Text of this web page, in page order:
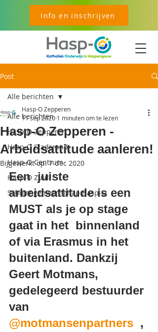
Info en inschrijven
Post
Alle berichten
Hasp-O Zepperen
Hasp-O Stadsrand
Hasp-O Centrum
Hasp-O Zuid
Scholengemeenschap Hasp-O
Alle berichten
Hasp-O Zepperen -
Arbeidsattitude aanleren!
Hasp-O Zepperen
11 sep 2020 1 minuten om te lezen
Bijgewerkt op:7 dec 2020
Een  juiste
arbeidsattitude is een
MUST als je op stage
gaat in het  binnenland
of via Erasmus in het
buitenland. Dankzij
Geert Motmans,
gedelegeerd bestuurder
van
@motmansenpartners
  ,